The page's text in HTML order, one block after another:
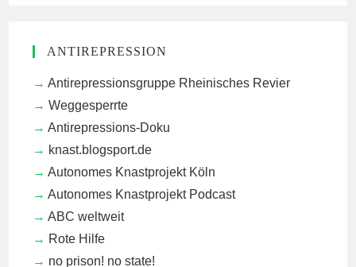
ANTIREPRESSION
Antirepressionsgruppe Rheinisches Revier
Weggesperrte
Antirepressions-Doku
knast.blogsport.de
Autonomes Knastprojekt Köln
Autonomes Knastprojekt Podcast
ABC weltweit
Rote Hilfe
no prison! no state!